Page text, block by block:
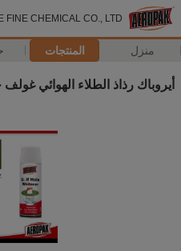
FINE CHEMICAL CO., LTD
منزل المنتجات
أيروباك رذاذ الطلاء الهوائي